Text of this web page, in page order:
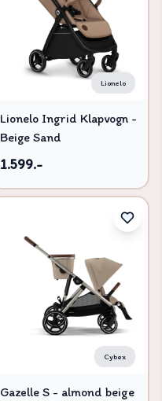
Lionelo
Lionelo Ingrid Klapvogn -
Beige Sand
1.599.-
Cybex
Gazelle S - almond beige